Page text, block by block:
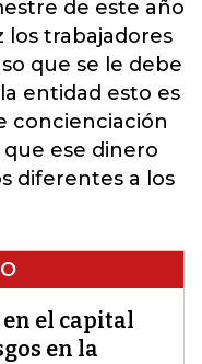
de este año
los trabajadores
que se le debe
entidad esto es
concienciación
ese dinero
diferentes a los
el capital
en la